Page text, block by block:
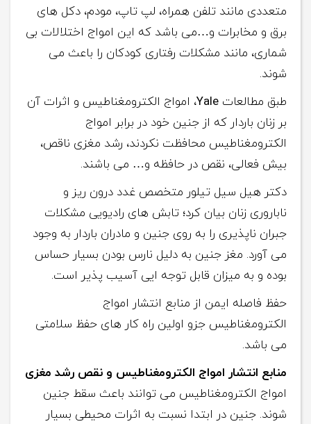
متعددی مانند تلفن همراه، لپ تاپ، مودم، دکل های
برق و مخابرات و…می باشد که این امواج اختلالات بی
شماری، مانند مشکلات رفتاری کودکان را باعث می
شوند.
طبق مطالعات Yale، امواج الکترومغناطیس و اثرات آن
بر زنان باردار که از جنین خود در برابر امواج
الکترومغناطیس محافظت نکردند، رشد مغزی ناقص،
بیش فعالی، نقص در حافظه و… می باشند.
دکتر هیل سیل تیلور متخصص غدد درون ریز و
ناباروری زنان بیان کرد؛ تابش های رادیویی مشکلات
جبران ناپذیری را به روی جنین و مادران باردار به وجود
می آورد. مغز جنین به دلیل نارس بودن بسیار حساس
بوده و به میزان قابل توجه ایی آسیب پذیر است.
حفظ فاصله ایمن از منابع انتشار امواج
الکترومغناطیس جزو اولین راه کار های حفظ سلامتی
می باشد.
منابع انتشار امواج الکترومغناطیس و نقص رشد مغزی
امواج الکترومغناطیس می توانند باعث سقط جنین
شوند. جنین در ابتدا نسبت به اثرات محیطی بسیار